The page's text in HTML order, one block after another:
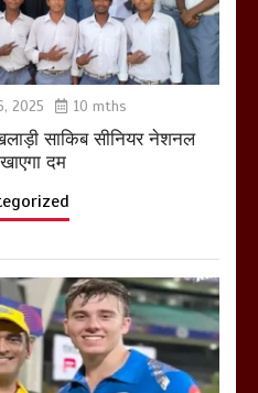
बिजली विभाग से परेशान
होकर बागपत में एक संत ने
सरकार को दी आमरण
अनशन की चेतावनी
March 8, 2025
2025 10 mths
साकिब सीनियर नेशनल
दम